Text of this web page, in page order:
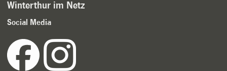
Winterthur im Netz
Social Media